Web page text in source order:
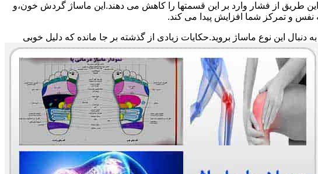
طریق از فشار وارد بر این قسمتها را کاهش می دهند.این ماساژ گردش خون،و
نفس و تمرکز شما افزایش پیدا می کند.
این نوع ماساژ بروید.حکایات زیادی از گذشته بر جا مانده که دلیل خوبی